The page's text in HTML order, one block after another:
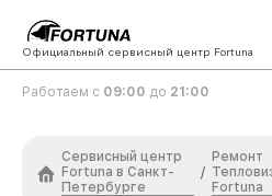
Официальный сервисный центр Fortuna
Работаем с 09:00 до 21:00
Сервисный центр
Fortuna в Санкт-
Петербурге
/
Ремонт
Fortuna